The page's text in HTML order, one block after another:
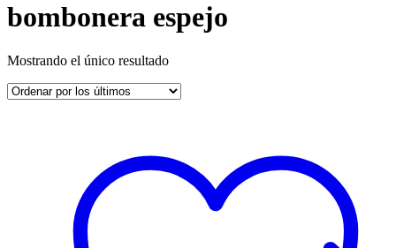
bombonera espejo
Mostrando el único resultado